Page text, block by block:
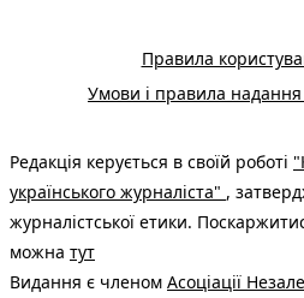
Правила
Умови і правила надання
Редакція керується в своїй роботі
українського журналіста" ,
журналістської етики.
можна тут
Видання є членом Асоціації